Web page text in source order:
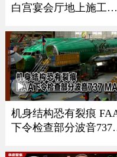
白宫宴会厅地上施工须
机身结构恐有裂痕 FAA
下令检查部分波音737